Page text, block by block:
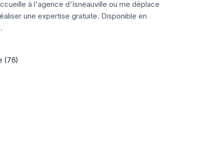
à l'agence d'Isneauville ou me déplace
une expertise gratuite. Disponible en
(76)